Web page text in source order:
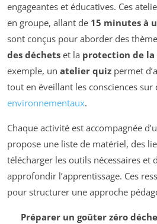
engageantes et éducatives. Ces
en groupe, allant de 15 minutes à
sont conçus pour aborder des
des déchets et la protection de
exemple, un atelier quiz permet
tout en éveillant les consciences sur
environnementaux.
Chaque activité est accompagnée
propose une liste de matériel, des
télécharger les outils nécessaires et
approfondir l’apprentissage. Ces
pour structurer une approche
Préparer un goûter zéro